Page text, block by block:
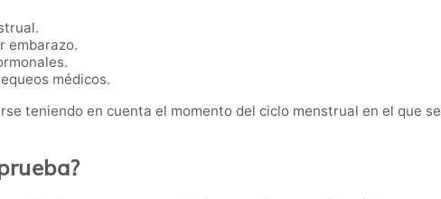
embarazo.
médicos.
teniendo en cuenta el momento del ciclo menstrual en el que se